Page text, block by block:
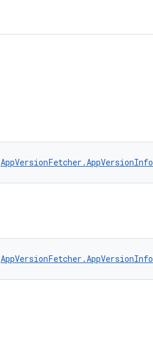
AppVersionFetcher.AppVersionInfo
AppVersionFetcher.AppVersionInfo